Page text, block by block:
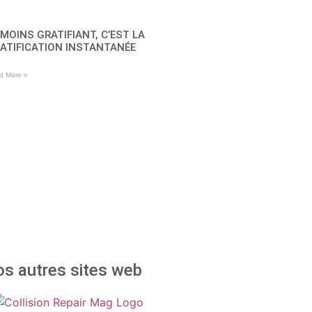
GRATIFIANT, C’EST LA
INSTANTANÉE
More »
autres sites web